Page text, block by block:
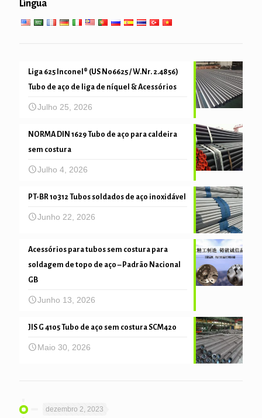
tubo de mecânica e de precisão
Língua
Liga 625 Inconel® (US N06625 / W.Nr. 2.4856)
Tubo de aço de liga de níquel & Acessórios
Julho 25, 2026
NORMA DIN 1629 Tubo de aço para caldeira
sem costura
Julho 4, 2026
PT-BR 10312 Tubos soldados de aço inoxidável
Junho 22, 2026
Acessórios para tubos sem costura para
soldagem de topo de aço – Padrão Nacional
GB
Junho 13, 2026
JIS G 4105 Tubo de aço sem costura SCM420
Maio 30, 2026
dezembro 2, 2023